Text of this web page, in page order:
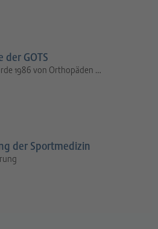
der GOTS
1986 von Orthopäden …
der Sportmedizin